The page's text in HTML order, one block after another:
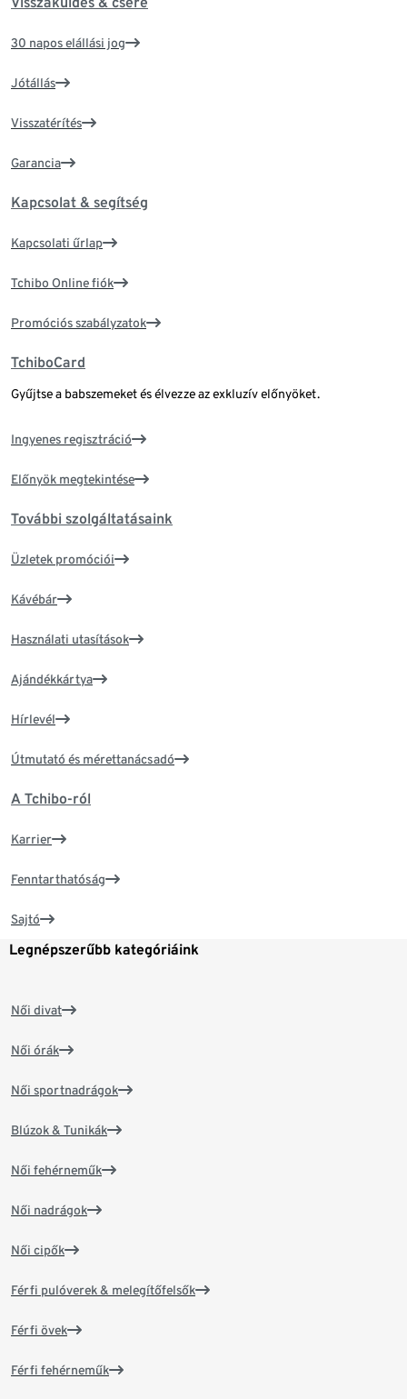
30 napos elállási jog
Jótállás
Visszatérítés
Garancia
Kapcsolat & segítség
Kapcsolati űrlap
Tchibo Online fiók
Promóciós szabályzatok
TchiboCard
Gyűjtse a babszemeket és élvezze az exkluzív előnyöket.
Ingyenes regisztráció
Előnyök megtekintése
További szolgáltatásaink
Üzletek promóciói
Kávébár
Használati utasítások
Ajándékkártya
Hírlevél
Útmutató és mérettanácsadó
A Tchibo-ról
Karrier
Fenntarthatóság
Sajtó
Legnépszerűbb kategóriáink
Női divat
Női órák
Női sportnadrágok
Blúzok & Tunikák
Női fehérneműk
Női nadrágok
Női cipők
Férfi pulóverek & melegítőfelsők
Férfi övek
Férfi fehérneműk